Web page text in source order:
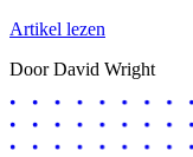
Artikel lezen
Door David Wright